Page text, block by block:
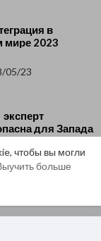
чтобы вы могли
больше
в
мире 2023
05/23
для Запада
02/23